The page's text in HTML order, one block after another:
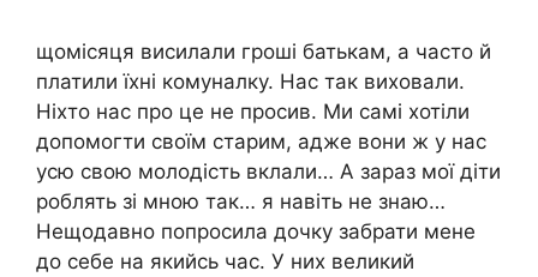
щомісяця висилали гроші батькам, а часто й
платили їхні комуналку. Нас так виховали.
Ніхто нас про це не просив. Ми самі хотіли
допомогти своїм старим, адже вони ж у нас
усю свою молодість вклали… А зараз мої діти
роблять зі мною так… я навіть не знаю…
Нещодавно попросила дочку забрати мене
до себе на якийсь час. У них великий